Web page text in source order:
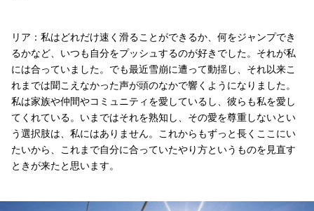
リア：私はどれだけ速く滑ることができるか、何をジャンプでき
るかなど、いつも自分をプッシュするのが好きでした。それが私
には合っていました。でも最近雪崩に遭って動揺し、それ以来こ
れまでは聞こえなかった声が頭のなかで響くようになりました。
私は家族や仲間やコミュニティを愛しているし、彼らも私を愛し
てくれている。いまではそれを熟知し、その愛を尊重しないとい
う選択肢は、私にはありません。これからもずっと長くここにい
たいから、これまで自分に合っていたやり方というものを見直す
ときが来たと思います。